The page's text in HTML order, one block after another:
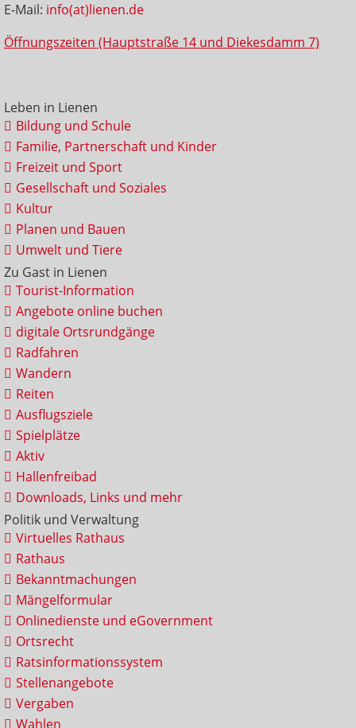
E-Mail: info(at)lienen.de
Öffnungszeiten (Hauptstraße 14 und Diekesdamm 7)
Leben in Lienen
Bildung und Schule
Familie, Partnerschaft und Kinder
Freizeit und Sport
Gesellschaft und Soziales
Kultur
Planen und Bauen
Umwelt und Tiere
Zu Gast in Lienen
Tourist-Information
Angebote online buchen
digitale Ortsrundgänge
Radfahren
Wandern
Reiten
Ausflugsziele
Spielplätze
Aktiv
Hallenfreibad
Downloads, Links und mehr
Politik und Verwaltung
Virtuelles Rathaus
Rathaus
Bekanntmachungen
Mängelformular
Onlinedienste und eGovernment
Ortsrecht
Ratsinformationssystem
Stellenangebote
Vergaben
Wahlen